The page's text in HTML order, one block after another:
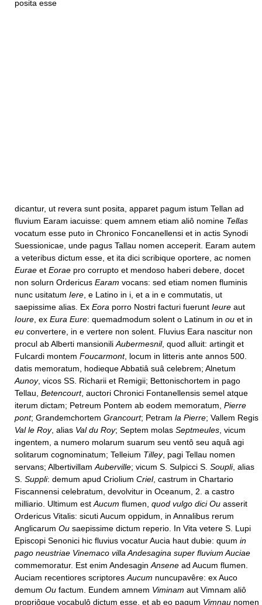
posita esse
dicantur, ut revera sunt posita, apparet pagum istum Tellan ad
fluvium Earam iacuisse: quem amnem etiam aliô nomine Tellas
vocatum esse puto in Chronico Foncanellensi et in actis Synodi
Suessionicae, unde pagus Tallau nomen acceperit. Earam autem
a veteribus dictum esse, et ita dici scribique oportere, ac nomen
Eurae et Eorae pro corrupto et mendoso haberi debere, docet
non solurn Ordericus Earam vocans: sed etiam nomen fluminis
nunc usitatum Iere , e Latino in i, et a in e commutatis, ut
saepissime alias. Ex Eora porro Nostri facturi fuerunt Ieure aut
Ioure , ex Eura Eure: quemadmodum solent o Latinum in ou et in
eu convertere, in e vertere non solent. Fluvius Eara nascitur non
procul ab Alberti mansionili Aubermesnil, quod alluit: artingit et
Fulcardi montem Foucarmont, locum in litteris ante annos 500.
datis memoratum, hodieque Abbatiâ suâ celebrem; Alnetum
Aunoy, vicos SS. Richarii et Remigii; Bettonischortem in pago
Tellau, Betencourt, auctori Chronici Fontanellensis semel atque
iterum dictam; Petreum Pontem ab eodem memoratum, Pierre
pont; Grandemchortem Grancourt; Petram la Pierre; Vallem Regis
Val le Roy, alias Val du Roy; Septem molas Septmeules , vicum
ingentem, a numero molarum suarum seu ventô seu aquâ agi
solitarum cognominatum; Telleium Tilley, pagi Tellau nomen
servans; Albertivillam Auberville; vicum S. Sulpicci S. Soupli, alias
S. Suppli: demum apud Criolium Criel, castrum in Chartario
Fiscannensi celebratum, devolvitur in Oceanum, 2. a castro
milliario. Ultimum est Aucum flumen, quod vulgo dici Ou asserit
Ordericus Vitalis: sicuti Aucum oppidum, in Annalibus rerum
Anglicarum Ou saepissime dictum reperio. In Vita vetere S. Lupi
Episcopi Senonici hic fluvius vocatur Aucia haut dubie: quum in
pago neustriae Vinemaco villa Andesagina super fluvium Auciae
commemoratur. Est enim Andesagin Ansene ad Aucum flumen.
Auciam recentiores scriptores Aucum nuncupavêre: ex Auco
demum Ou factum. Eundem amnem Viminam aut Vimnam aliô
propriôque vocabulô dictum esse, et ab eo pagum Vimnau nomen